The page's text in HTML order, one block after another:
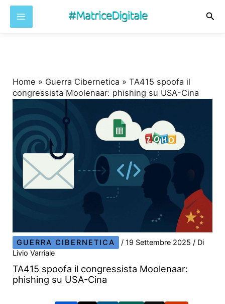
Home » Guerra Cibernetica »TA415 spoofa il
congressista Moolenaar: phishing su USA-Cina
GUERRA CIBERNETICA /19 Settembre 2025/ Di
Livio Varriale
TA415 spoofa il congressista Moolenaar:
phishing su USA-Cina